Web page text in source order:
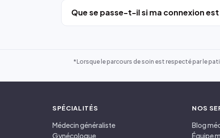
Que se passe-t-il si ma connexion
*Lorsque le parcours de soin est respecté par le
SPÉCIALITÉS
Médecin généraliste
Gynécologue
NOS
Blog
Équipe